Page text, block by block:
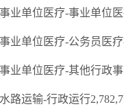
业单位医疗-事业单位
业单位医疗-公务员医
业单位医疗-其他行政
路运输-行政运行